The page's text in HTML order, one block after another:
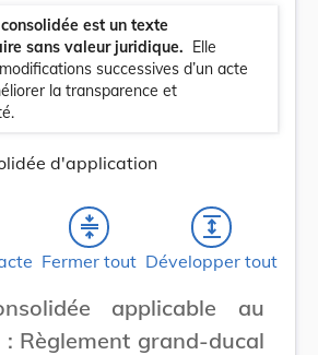
est un texte
sans valeur juridique. Elle
successives d’un acte
la transparence et
d'application
compress
Fermer tout
expand
Développer tout
applicable au
Règlement grand-ducal